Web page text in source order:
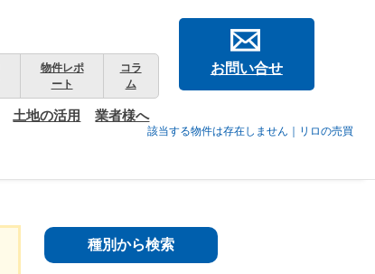
該当する物件は存在しません｜リロの売買
物件レポ
ート
コラ
ム
土地の活用 業者様へ
お問い合せ
種別から検索